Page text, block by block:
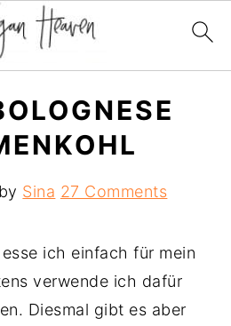
by Sina 27 Comments
ich einfach für mein
verwende ich dafür
Diesmal gibt es aber